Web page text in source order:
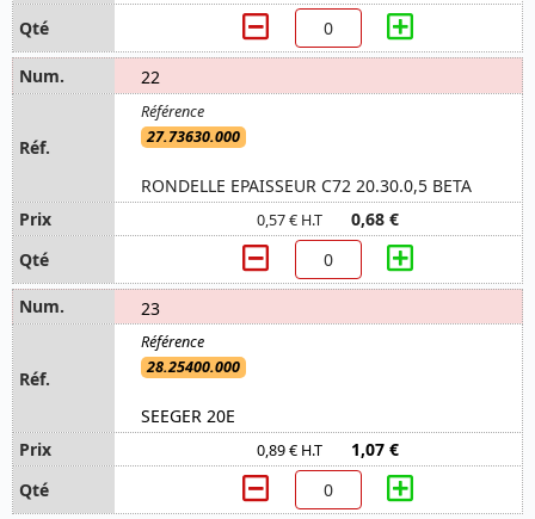
22
27.73630.000
RONDELLE EPAISSEUR C72 20.30.0,5 BETA
0,57 € H.T 0,68 €
23
28.25400.000
SEEGER 20E
0,89 € H.T 1,07 €